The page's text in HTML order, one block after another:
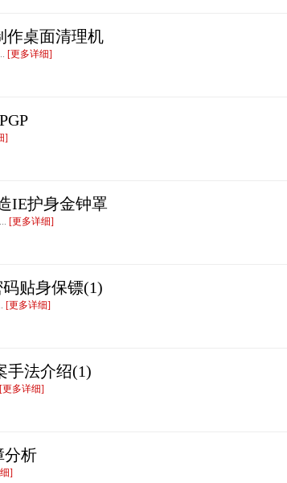
作桌面清理机
[更多详细]
]
IE护身金钟罩
[更多详细]
贴身保镖(1)
[更多详细]
手法介绍(1)
[更多详细]
分析
]